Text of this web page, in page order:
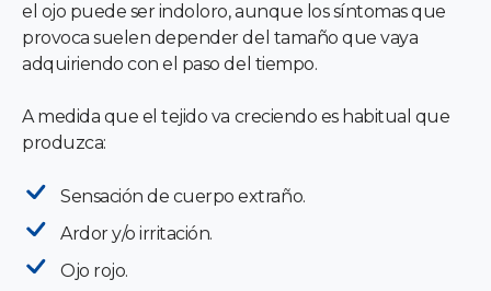
el ojo puede ser indoloro, aunque los síntomas que
provoca suelen depender del tamaño que vaya
adquiriendo con el paso del tiempo.
A medida que el tejido va creciendo es habitual que
produzca:
Sensación de cuerpo extraño.
Ardor y/o irritación.
Ojo rojo.